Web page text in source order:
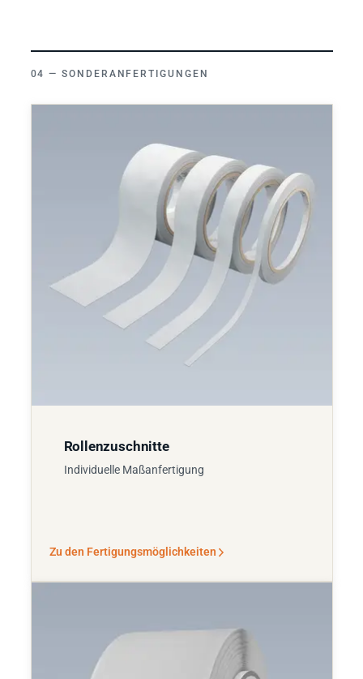
SONDERANFERTIGUNGEN
Rollenzuschnitte
Individuelle Maßanfertigung
Zu den Fertigungsmöglichkeiten